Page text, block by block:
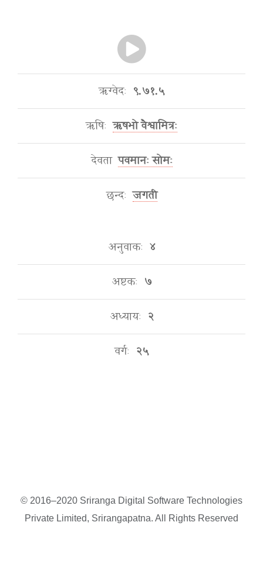
ऋग्वेदः ९.७१.५
ऋषिः ऋषभो वैश्वामित्रः
देवता पवमानः सोमः
छन्दः जगती
अनुवाकः ४
अष्टकः ७
अध्यायः २
वर्गः २५
© 2016–2020 Sriranga Digital Software Technologies
Private Limited, Srirangapatna. All Rights Reserved